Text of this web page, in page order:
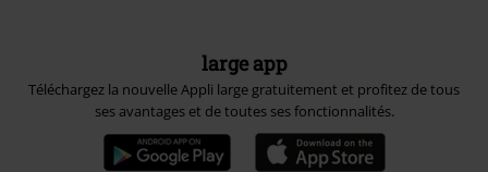
large app
Téléchargez la nouvelle Appli large gratuitement et profitez de tous
ses avantages et de toutes ses fonctionnalités.